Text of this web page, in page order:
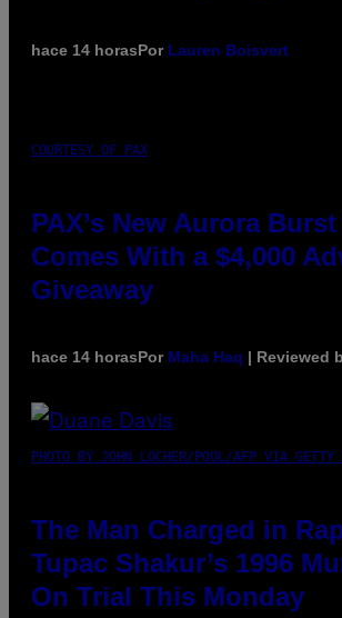
hace 14 horasPor Lauren Boisvert
COURTESY OF PAX
PAX’s New Aurora
Comes With a $4,000
Giveaway
hace 14 horasPor Maha Haq | Reviewed
PHOTO BY JOHN LOCHER/POOL/AFP VIA GETTY
The Man Charged in
Tupac Shakur’s 1996
On Trial This Monday